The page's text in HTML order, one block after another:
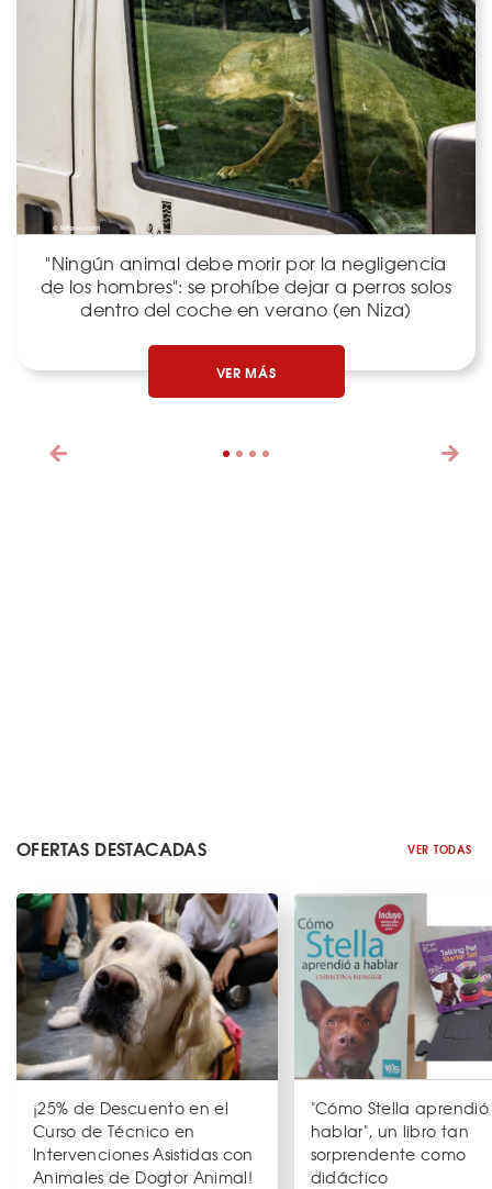
"Ningún animal debe morir por la negligencia
de los hombres": se prohíbe dejar a perros solos
dentro del coche en verano (en Niza)
VER MÁS
OFERTAS DESTACADAS VER TODAS
¡25% de Descuento en el
Curso de Técnico en
Intervenciones Asistidas con
Animales de Dogtor Animal!
"Cómo Stella
hablar", un libro tan
sorprendente como
didáctico